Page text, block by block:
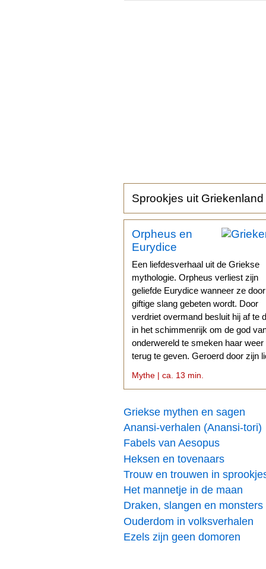
Sprookjes uit Griekenland
Orpheus en
Eurydice
Een liefdesverhaal uit de Griekse
mythologie. Orpheus verliest zijn
geliefde Eurydice wanneer ze
giftige slang gebeten wordt. Door
verdriet overmand besluit hij af te
in het schimmenrijk om de god
onderwereld te smeken haar weer
terug te geven. Geroerd door zijn
Mythe | ca. 13 min.
Griekse mythen en sagen
Anansi-verhalen (Anansi-tori)
Fabels van Aesopus
Heksen en tovenaars
Trouw en trouwen in
Het mannetje in de maan
Draken, slangen en monsters
Ouderdom in volksverhalen
Ezels zijn geen domoren